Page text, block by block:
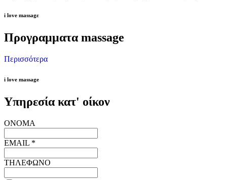
i love massagε
Προγραμματα massage
Περισσότερα
ΜΥΟΧΑΛΑΡΩΤΙΚΟ
DEEP TISSUE
ΡΕΦΛΕΞΟΛΟΓΊΑ
i love massage
Υπηρεσία κατ' οίκον
ΟΝΟΜΑ
EMAIL *
ΤΗΛΕΦΩΝΟ